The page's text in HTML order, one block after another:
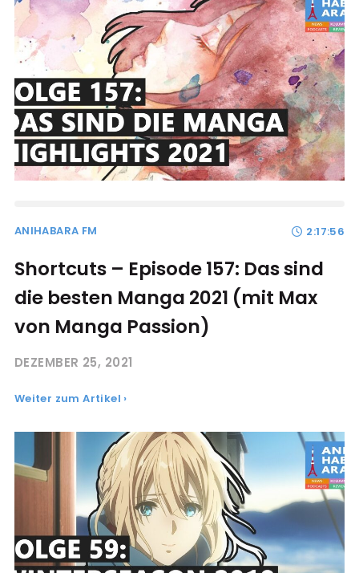
ANIHABARA FM 2:17:56
Shortcuts – Episode 157: Das sind
die besten Manga 2021 (mit Max
von Manga Passion)
DEZEMBER 25, 2021
Weiter zum Artikel ›